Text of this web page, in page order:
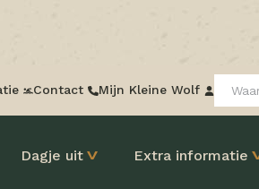
Contact Mijn Kleine Wolf
Dagje uit Extra informatie